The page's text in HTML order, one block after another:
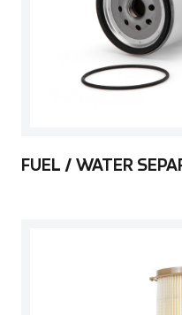
FUEL / WATER